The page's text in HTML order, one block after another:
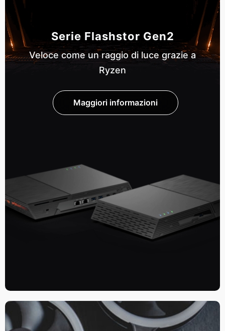
Serie Flashstor Gen2
Veloce come un raggio di luce grazie a
Ryzen
Maggiori informazioni